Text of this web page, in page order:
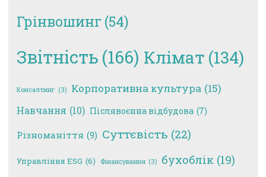
Грінвошинг (54)
Звітність (166) Клімат (134)
Консалтинг (3) Корпоративна культура (15)
Навчання (10) Післявоєнна відбудова (7)
Різноманіття (9) Суттєвість (22)
Управління ESG (6) Фінансування (3) бухоблік (19)